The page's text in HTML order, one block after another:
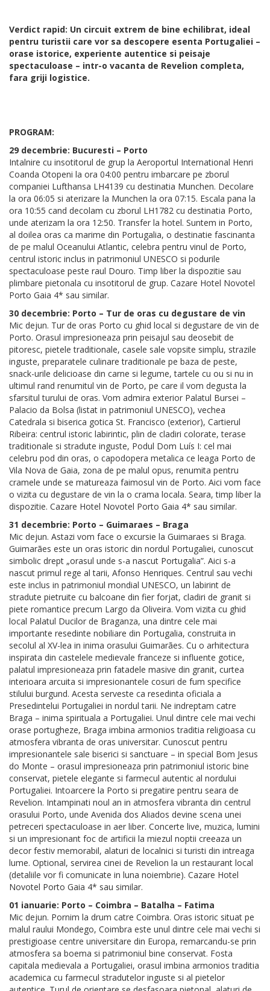
Verdict rapid: Un circuit extrem de bine echilibrat, ideal
pentru turistii care vor sa descopere esenta Portugaliei –
orase istorice, experiente autentice si peisaje
spectaculoase – intr-o vacanta de Revelion completa,
fara griji logistice.
PROGRAM:
29 decembrie: Bucuresti – Porto
Intalnire cu insotitorul de grup la Aeroportul International Henri
Coanda Otopeni la ora 04:00 pentru imbarcare pe zborul
companiei Lufthansa LH4139 cu destinatia Munchen. Decolare
la ora 06:05 si aterizare la Munchen la ora 07:15. Escala pana la
ora 10:55 cand decolam cu zborul LH1782 cu destinatia Porto,
unde aterizam la ora 12:50. Transfer la hotel. Suntem in Porto,
al doilea oras ca marime din Portugalia, o destinatie fascinanta
de pe malul Oceanului Atlantic, celebra pentru vinul de Porto,
centrul istoric inclus in patrimoniul UNESCO si podurile
spectaculoase peste raul Douro. Timp liber la dispozitie sau
plimbare pietonala cu insotitorul de grup. Cazare Hotel Novotel
Porto Gaia 4* sau similar.
30 decembrie: Porto – Tur de oras cu degustare de vin
Mic dejun. Tur de oras Porto cu ghid local si degustare de vin de
Porto. Orasul impresioneaza prin peisajul sau deosebit de
pitoresc, pietele traditionale, casele sale vopsite simplu, strazile
inguste, preparatele culinare traditionale pe baza de peste,
snack-urile delicioase din carne si legume, tartele cu ou si nu in
ultimul rand renumitul vin de Porto, pe care il vom degusta la
sfarsitul turului de oras. Vom admira exterior Palatul Bursei –
Palacio da Bolsa (listat in patrimoniul UNESCO), vechea
Catedrala si biserica gotica St. Francisco (exterior), Cartierul
Ribeira: centrul istoric labirintic, plin de cladiri colorate, terase
traditionale si stradute inguste, Podul Dom Luís I: cel mai
celebru pod din oras, o capodopera metalica ce leaga Porto de
Vila Nova de Gaia, zona de pe malul opus, renumita pentru
cramele unde se matureaza faimosul vin de Porto. Aici vom face
o vizita cu degustare de vin la o crama locala. Seara, timp liber la
dispozitie. Cazare Hotel Novotel Porto Gaia 4* sau similar.
31 decembrie: Porto – Guimaraes – Braga
Mic dejun. Astazi vom face o excursie la Guimaraes si Braga.
Guimarães este un oras istoric din nordul Portugaliei, cunoscut
simbolic drept „orasul unde s-a nascut Portugalia”. Aici s-a
nascut primul rege al tarii, Afonso Henriques. Centrul sau vechi
este inclus in patrimoniul mondial UNESCO, un labirint de
stradute pietruite cu balcoane din fier forjat, cladiri de granit si
piete romantice precum Largo da Oliveira. Vom vizita cu ghid
local Palatul Ducilor de Braganza, una dintre cele mai
importante resedinte nobiliare din Portugalia, construita in
secolul al XV-lea in inima orasului Guimarães. Cu o arhitectura
inspirata din castelele medievale franceze si influente gotice,
palatul impresioneaza prin fatadele masive din granit, curtea
interioara arcuita si impresionantele cosuri de fum specifice
stilului burgund. Acesta serveste ca resedinta oficiala a
Presedintelui Portugaliei in nordul tarii. Ne indreptam catre
Braga – inima spirituala a Portugaliei. Unul dintre cele mai vechi
orase portugheze, Braga imbina armonios traditia religioasa cu
atmosfera vibranta de oras universitar. Cunoscut pentru
impresionantele sale biserici si sanctuare – in special Bom Jesus
do Monte – orasul impresioneaza prin patrimoniul istoric bine
conservat, pietele elegante si farmecul autentic al nordului
Portugaliei. Intoarcere la Porto si pregatire pentru seara de
Revelion. Intampinati noul an in atmosfera vibranta din centrul
orasului Porto, unde Avenida dos Aliados devine scena unei
petreceri spectaculoase in aer liber. Concerte live, muzica, lumini
si un impresionant foc de artificii la miezul noptii creeaza un
decor festiv memorabil, alaturi de localnici si turisti din intreaga
lume. Optional, servirea cinei de Revelion la un restaurant local
(detaliile vor fi comunicate in luna noiembrie). Cazare Hotel
Novotel Porto Gaia 4* sau similar.
01 ianuarie: Porto – Coimbra – Batalha – Fatima
Mic dejun. Pornim la drum catre Coimbra. Oras istoric situat pe
malul raului Mondego, Coimbra este unul dintre cele mai vechi si
prestigioase centre universitare din Europa, remarcandu-se prin
atmosfera sa boema si patrimoniul bine conservat. Fosta
capitala medievala a Portugaliei, orasul imbina armonios traditia
academica cu farmecul stradutelor inguste si al pietelor